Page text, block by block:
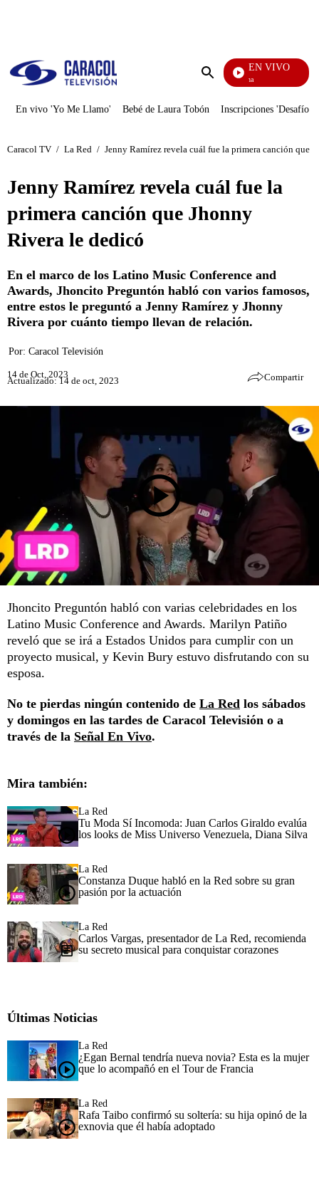
Enviar
EN VIVO
Ciudad Lejana
En vivo 'Yo Me Llamo' Bebé de Laura Tobón Inscripciones 'Desafío'
Caracol TV / La Red / Jenny Ramírez revela cuál fue la primera canción que
Jenny Ramírez revela cuál fue la
primera canción que Jhonny
Rivera le dedicó
En el marco de los Latino Music Conference and
Awards, Jhoncito Preguntón habló con varios famosos,
entre estos le preguntó a Jenny Ramírez y Jhonny
Rivera por cuánto tiempo llevan de relación.
Por: Caracol Televisión
14 de Oct, 2023
Actualizado: 14 de oct, 2023 Compartir
Jhoncito Preguntón habló con varias celebridades en los
Latino Music Conference and Awards. Marilyn Patiño
reveló que se irá a Estados Unidos para cumplir con un
proyecto musical, y Kevin Bury estuvo disfrutando con su
esposa.
No te pierdas ningún contenido de La Red los sábados
y domingos en las tardes de Caracol Televisión o a
través de la Señal En Vivo.
Mira también:
La Red
Tu Moda Sí Incomoda: Juan Carlos Giraldo evalúa
los looks de Miss Universo Venezuela, Diana Silva
La Red
Constanza Duque habló en la Red sobre su gran
pasión por la actuación
La Red
Carlos Vargas, presentador de La Red, recomienda
su secreto musical para conquistar corazones
Últimas Noticias
La Red
¿Egan Bernal tendría nueva novia? Esta es la mujer
que lo acompañó en el Tour de Francia
La Red
Rafa Taibo confirmó su soltería: su hija opinó de la
exnovia que él había adoptado